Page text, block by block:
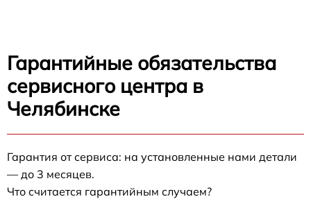
Гарантийные обязательства
сервисного центра в
Челябинске
Гарантия от сервиса: на установленные нами детали
— до 3 месяцев.
Что считается гарантийным случаем?